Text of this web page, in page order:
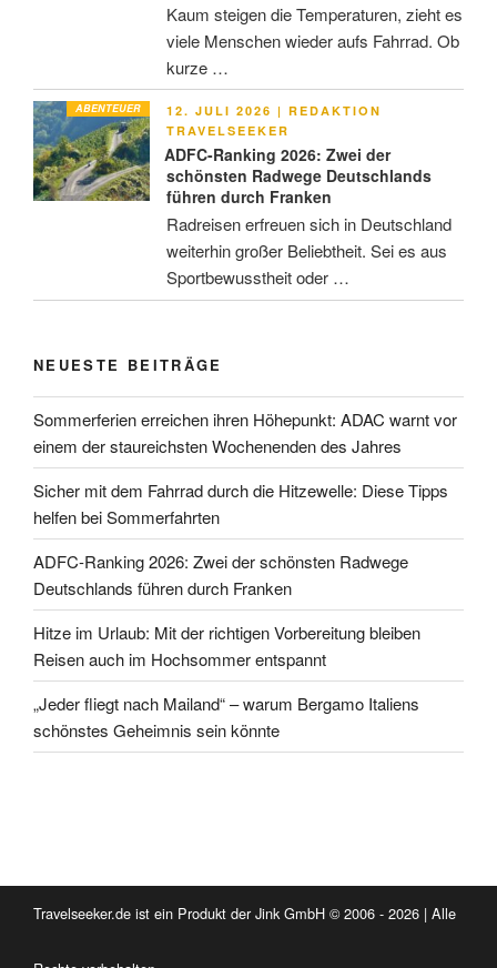
Kaum steigen die Temperaturen, zieht es
viele Menschen wieder aufs Fahrrad. Ob
kurze …
ABENTEUER
VERÖFFENTLICHT
AM
12. JULI 2026 | REDAKTION
TRAVELSEEKER
ADFC-Ranking 2026: Zwei der
schönsten Radwege Deutschlands
führen durch Franken
Radreisen erfreuen sich in Deutschland
weiterhin großer Beliebtheit. Sei es aus
Sportbewusstheit oder …
NEUESTE BEITRÄGE
Sommerferien erreichen ihren Höhepunkt: ADAC warnt vor
einem der staureichsten Wochenenden des Jahres
Sicher mit dem Fahrrad durch die Hitzewelle: Diese Tipps
helfen bei Sommerfahrten
ADFC-Ranking 2026: Zwei der schönsten Radwege
Deutschlands führen durch Franken
Hitze im Urlaub: Mit der richtigen Vorbereitung bleiben
Reisen auch im Hochsommer entspannt
„Jeder fliegt nach Mailand“ – warum Bergamo Italiens
schönstes Geheimnis sein könnte
Travelseeker.de ist ein Produkt der Jink GmbH © 2006 - 2026 | Alle